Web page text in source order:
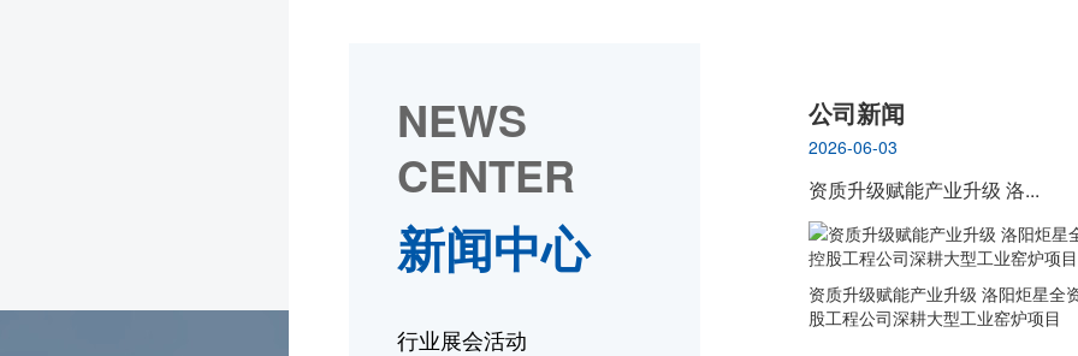
NEWS
CENTER
新闻中心
行业展会活动
公司新闻
2026-06-03
资质升级赋能产业升级 洛...
资质升级赋能产业升级 洛阳炬星全
股工程公司深耕大型工业窑炉项目